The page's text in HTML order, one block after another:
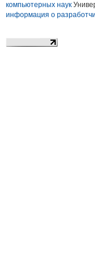
компьютерных наук
информация о